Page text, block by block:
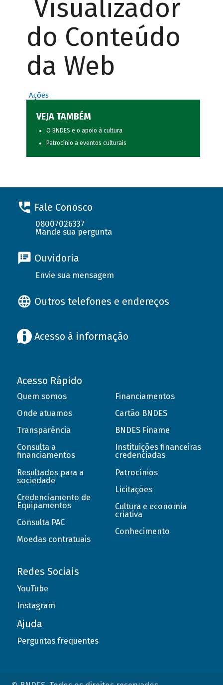
Visualizador
do Conteúdo
da Web
Ações
VEJA TAMBÉM
O BNDES e o apoio à cultura
Patrocínio a eventos culturais
Fale Conosco
08007026337
Mande sua pergunta
Ouvidoria
Envie sua mensagem
Outros telefones e endereços
Acesso à informação
Acesso Rápido
Quem somos
Onde atuamos
Transparência
Consulta a
financiamentos
Resultados para a
sociedade
Credenciamento de
Equipamentos
Consulta PAC
Moedas contratuais
Financiamentos
Cartão BNDES
BNDES Finame
Instituições financeiras
credenciadas
Patrocínios
Licitações
Cultura e economia
criativa
Conhecimento
Redes Sociais
YouTube
Instagram
Ajuda
Perguntas frequentes